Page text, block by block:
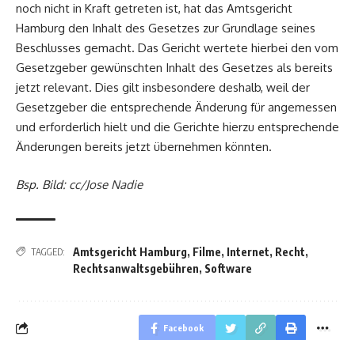
noch nicht in Kraft getreten ist, hat das Amtsgericht
Hamburg den Inhalt des Gesetzes zur Grundlage seines
Beschlusses gemacht. Das Gericht wertete hierbei den vom
Gesetzgeber gewünschten Inhalt des Gesetzes als bereits
jetzt relevant. Dies gilt insbesondere deshalb, weil der
Gesetzgeber die entsprechende Änderung für angemessen
und erforderlich hielt und die Gerichte hierzu entsprechende
Änderungen bereits jetzt übernehmen könnten.
Bsp. Bild: cc/Jose Nadie
TAGGED: Amtsgericht Hamburg, Filme, Internet, Recht,
Rechtsanwaltsgebühren, Software
Facebook